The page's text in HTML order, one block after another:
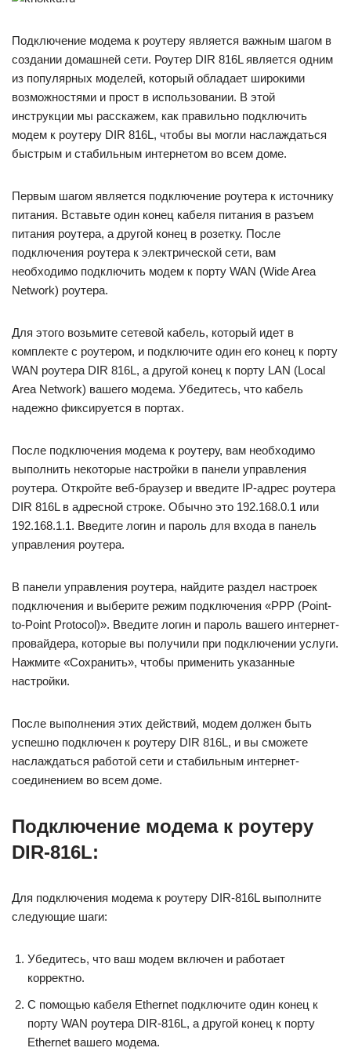
Подключение модема к роутеру является важным шагом в
создании домашней сети. Роутер DIR 816L является одним
из популярных моделей, который обладает широкими
возможностями и прост в использовании. В этой
инструкции мы расскажем, как правильно подключить
модем к роутеру DIR 816L, чтобы вы могли наслаждаться
быстрым и стабильным интернетом во всем доме.
Первым шагом является подключение роутера к источнику
питания. Вставьте один конец кабеля питания в разъем
питания роутера, а другой конец в розетку. После
подключения роутера к электрической сети, вам
необходимо подключить модем к порту WAN (Wide Area
Network) роутера.
Для этого возьмите сетевой кабель, который идет в
комплекте с роутером, и подключите один его конец к порту
WAN роутера DIR 816L, а другой конец к порту LAN (Local
Area Network) вашего модема. Убедитесь, что кабель
надежно фиксируется в портах.
После подключения модема к роутеру, вам необходимо
выполнить некоторые настройки в панели управления
роутера. Откройте веб-браузер и введите IP-адрес роутера
DIR 816L в адресной строке. Обычно это 192.168.0.1 или
192.168.1.1. Введите логин и пароль для входа в панель
управления роутера.
В панели управления роутера, найдите раздел настроек
подключения и выберите режим подключения «PPP (Point-
to-Point Protocol)». Введите логин и пароль вашего интернет-
провайдера, которые вы получили при подключении услуги.
Нажмите «Сохранить», чтобы применить указанные
настройки.
После выполнения этих действий, модем должен быть
успешно подключен к роутеру DIR 816L, и вы сможете
наслаждаться работой сети и стабильным интернет-
соединением во всем доме.
Подключение модема к роутеру
DIR-816L:
Для подключения модема к роутеру DIR-816L выполните
следующие шаги:
Убедитесь, что ваш модем включен и работает
корректно.
С помощью кабеля Ethernet подключите один конец к
порту WAN роутера DIR-816L, а другой конец к порту
Ethernet вашего модема.